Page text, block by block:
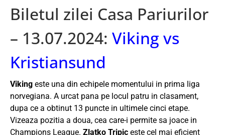
Biletul zilei Casa Pariurilor
– 13.07.2024: Viking vs
Kristiansund
Viking este una din echipele momentului in prima liga
norvegiana. A urcat pana pe locul patru in clasament,
dupa ce a obtinut 13 puncte in ultimele cinci etape.
Vizeaza pozitia a doua, cea care-i permite sa joace in
Champions League. Zlatko Tripic este cel mai eficient